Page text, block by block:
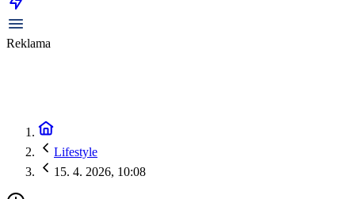
Reklama
Lifestyle
15. 4. 2026, 10:08